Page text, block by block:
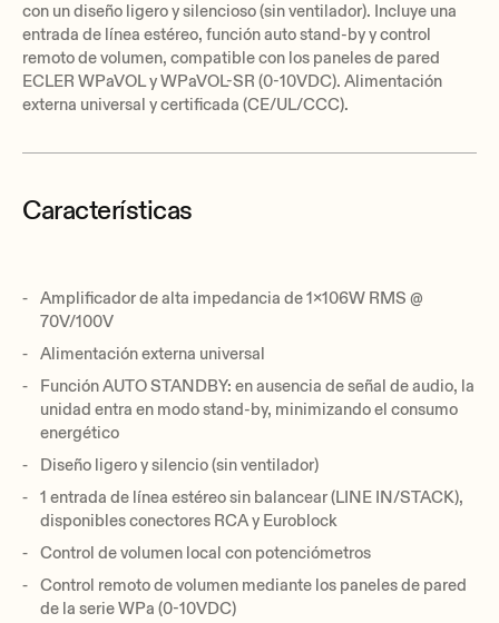
con un diseño ligero y silencioso (sin ventilador). Incluye una
entrada de línea estéreo, función auto stand-by y control
remoto de volumen, compatible con los paneles de pared
ECLER WPaVOL y WPaVOL-SR (0-10VDC). Alimentación
externa universal y certificada (CE/UL/CCC).
Características
Amplificador de alta impedancia de 1x106W RMS @
70V/100V
Alimentación externa universal
Función AUTO STANDBY: en ausencia de señal de audio, la
unidad entra en modo stand-by, minimizando el consumo
energético
Diseño ligero y silencio (sin ventilador)
1 entrada de línea estéreo sin balancear (LINE IN/STACK),
disponibles conectores RCA y Euroblock
Control de volumen local con potenciómetros
Control remoto de volumen mediante los paneles de pared
de la serie WPa (0-10VDC)